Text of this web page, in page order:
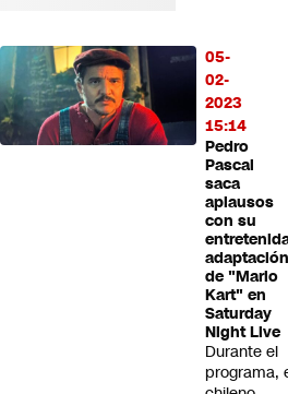
05-
02-
2023
15:14
Pedro
Pascal
saca
aplausos
con su
adaptación
de "Mario
Kart" en
Saturday
Night Live
Durante el
programa,